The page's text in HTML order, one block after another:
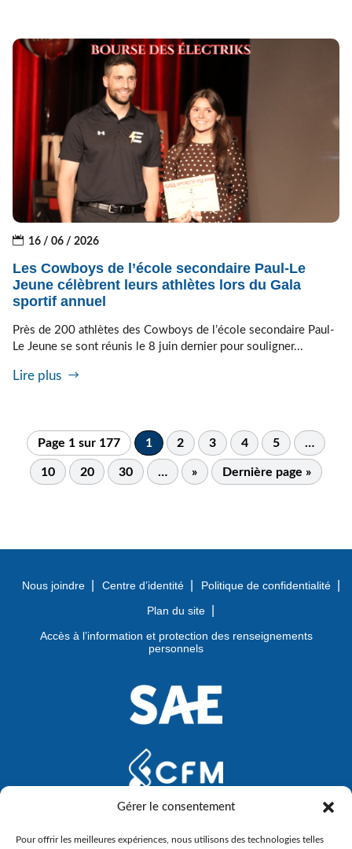
Gérer le consentement
Pour offrir les meilleures expériences, nous utilisons des technologies telles
16 / 06 / 2026
Les Cowboys de l’école secondaire Paul-Le
Jeune célèbrent leurs athlètes lors du Gala
sportif annuel
Près de 200 athlètes des Cowboys de l’école secondaire Paul-
Le Jeune se sont réunis le 8 juin dernier pour souligner...
Lire plus
Page 1 sur 177 1 2 3 4 5 …
10 20 30 … » Dernière page »
Nous joindre Centre d’identité
Politique de confidentialité
Plan du site
Accès à l’information et protection des renseignements
personnels